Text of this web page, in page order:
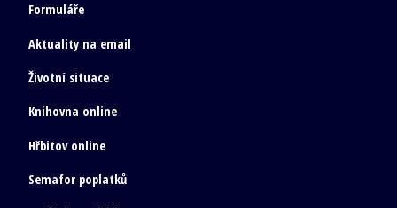
Formuláře
Aktuality na email
Životní situace
Knihovna online
Hřbitov online
Semafor poplatků